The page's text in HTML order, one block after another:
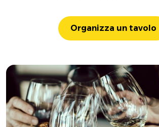
Organizza un tavolo